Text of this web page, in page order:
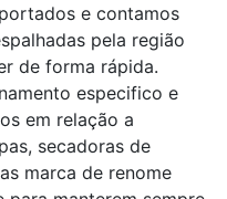
e contamos
pela região
de forma rápida.
especifico e
em relação a
secadoras de
marca de renome